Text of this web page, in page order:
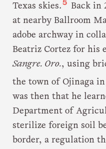
Texas skies.5 Back in
at nearby Ballroom
adobe archway in
Beatriz Cortez for his
Sangre. Oro., using
the town of Ojinaga
was then that he
Department of
sterilize foreign soil
border, a regulation